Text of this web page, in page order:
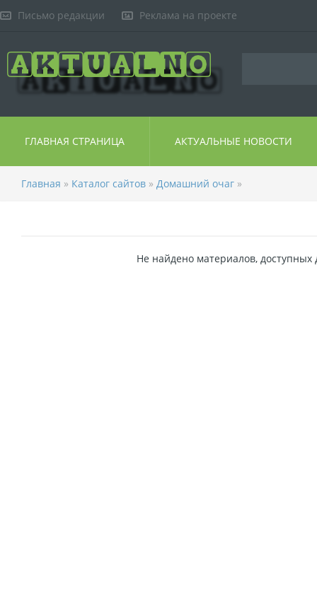
Письмо редакции Реклама на проекте
ГЛАВНАЯ СТРАНИЦА АКТУАЛЬНЫЕ НОВОСТИ
Главная » Каталог сайтов » Домашний очаг »
Не найдено материалов, доступных